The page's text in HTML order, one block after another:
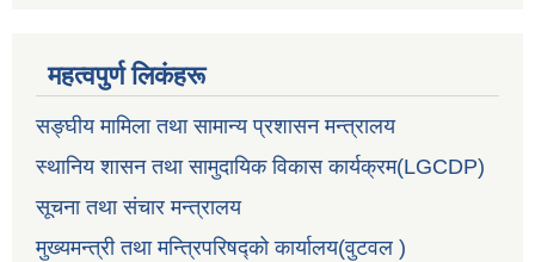
महत्वपुर्ण लिकंहरू
सङ्घीय मामिला तथा सामान्य प्रशासन मन्त्रालय
स्थानिय शासन तथा सामुदायिक विकास कार्यक्रम(LGCDP)
सूचना तथा संचार मन्त्रालय
मुख्यमन्त्री तथा मन्त्रिपरिषद्को कार्यालय(वुटवल )